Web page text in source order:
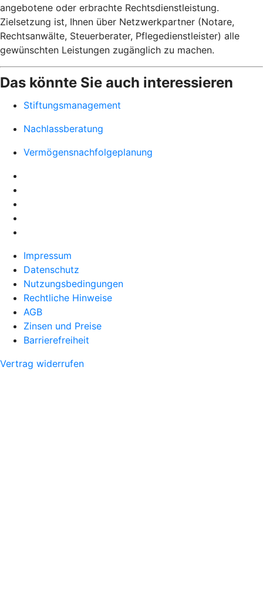
angebotene oder erbrachte Rechtsdienstleistung.
Zielsetzung ist, Ihnen über Netzwerkpartner (Notare,
Rechtsanwälte, Steuerberater, Pflegedienstleister) alle
gewünschten Leistungen zugänglich zu machen.
Das könnte Sie auch interessieren
Stiftungsmanagement
Nachlassberatung
Vermögensnachfolgeplanung
Impressum
Datenschutz
Nutzungsbedingungen
Rechtliche Hinweise
AGB
Zinsen und Preise
Barrierefreiheit
Vertrag widerrufen